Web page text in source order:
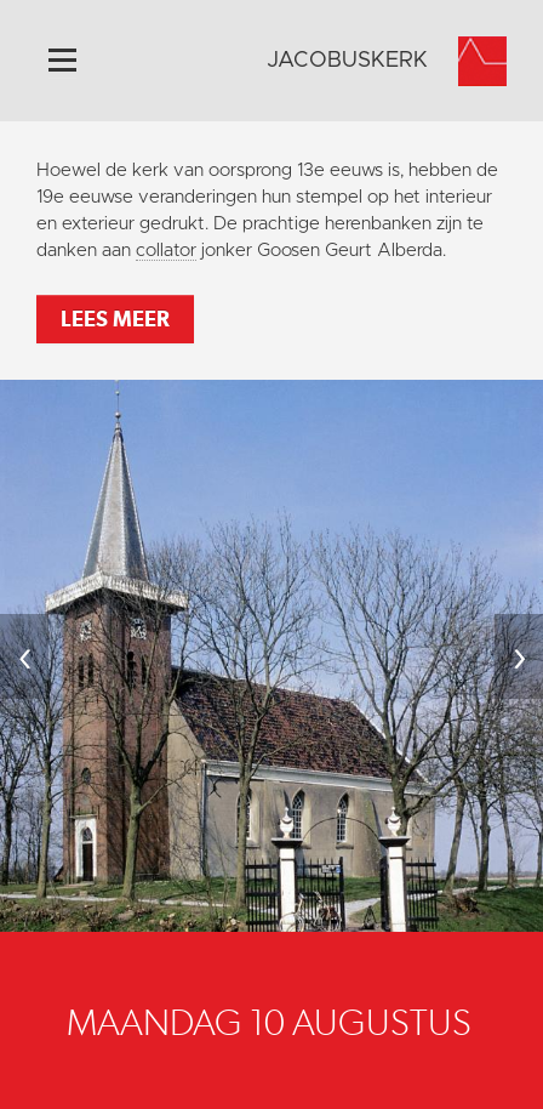
Home
Algemeen
Historie
Activiteiten
JACOBUSKERK
Hoewel de kerk van oorsprong 13e eeuws is, hebben de
19e eeuwse veranderingen hun stempel op het interieur
en exterieur gedrukt. De prachtige herenbanken zijn te
danken aan collator jonker Goosen Geurt Alberda.
LEES MEER
‹ ›
MAANDAG 10 AUGUSTUS